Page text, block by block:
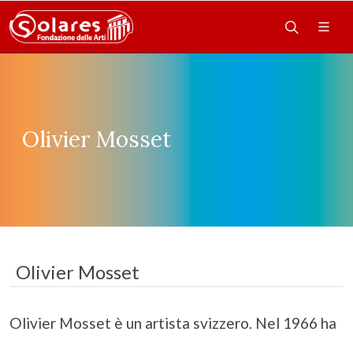
Olivier Mosset
Olivier Mosset
Olivier Mosset è un artista svizzero. Nel 1966 ha